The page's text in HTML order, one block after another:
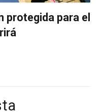
protegida para el